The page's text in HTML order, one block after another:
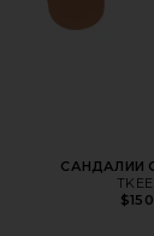
САНДАЛИИ
$150